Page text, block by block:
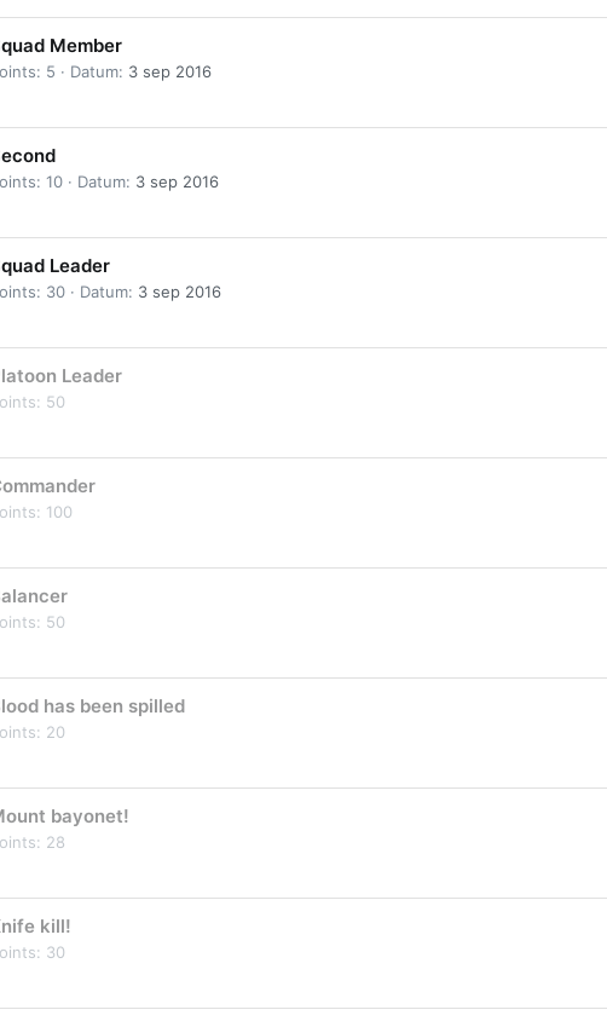
Member
5 Datum 3 sep 2016
10 Datum 3 sep 2016
Leader
30 Datum 3 sep 2016
Leader
50
100
50
has been spilled
20
bayonet!
28
kill!
30